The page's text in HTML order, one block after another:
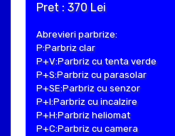
Pret : 370 Lei
Abrevieri parbrize:
P:Parbriz clar
P+V:Parbriz cu tenta verde
P+S:Parbriz cu parasolar
P+SE:Parbriz cu senzor
P+I:Parbriz cu incalzire
P+H:Parbriz heliomat
P+C:Parbriz cu camera